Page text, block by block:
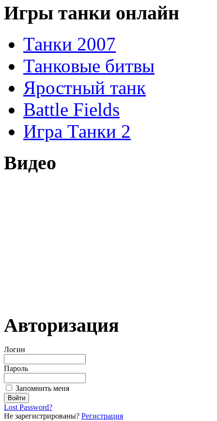
Игры танки онлайн
Танки 2007
Танковые битвы
Яростный танк
Battle Fields
Игра Танки 2
Видео
Авторизация
Логин
Пароль
Запомнить меня
Lost Password?
Не зарегистрированы? Регистрация